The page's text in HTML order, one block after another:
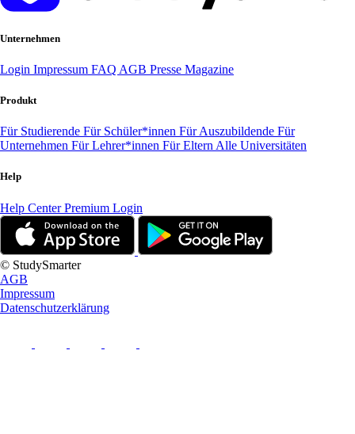
Unternehmen
Login Impressum FAQ AGB Presse Magazine
Produkt
Für Studierende Für Schüler*innen Für Auszubildende Für
Unternehmen Für Lehrer*innen Für Eltern Alle Universitäten
Help
Help CenterPremium Login
© StudySmarter
AGB
Impressum
Datenschutzerklärung